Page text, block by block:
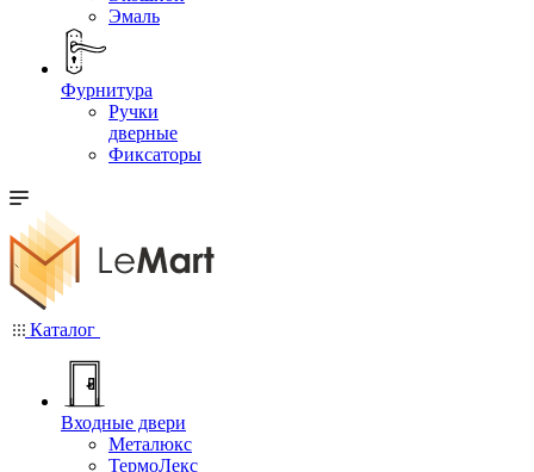
Эмаль
Фурнитура
Ручки
дверные
Фиксаторы
Каталог
Входные двери
Металюкс
ТермоЛекс